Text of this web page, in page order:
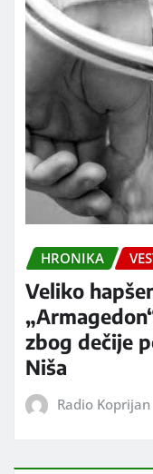
HRONIKA
Veliko
zbog dečije
Niša
Radio Koprijan